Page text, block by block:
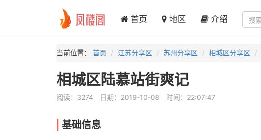
首页 地区 介绍
当前位置： 首页 江苏分享区 苏州分享区 相城区分享区
相城区陆慕站街爽记
阅读：3274 日期：2019-10-08 时间：22:07:47
基础信息